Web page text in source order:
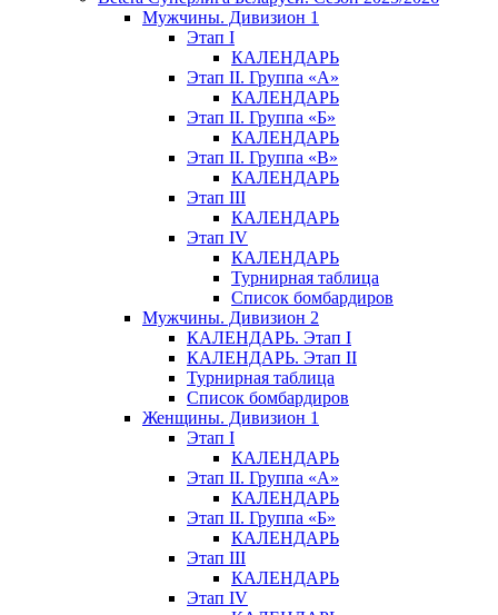
Мужчины. Дивизион 1
Этап I
КАЛЕНДАРЬ
Этап II. Группа «А»
КАЛЕНДАРЬ
Этап II. Группа «Б»
КАЛЕНДАРЬ
Этап II. Группа «В»
КАЛЕНДАРЬ
Этап III
КАЛЕНДАРЬ
Этап IV
КАЛЕНДАРЬ
Турнирная таблица
Список бомбардиров
Мужчины. Дивизион 2
КАЛЕНДАРЬ. Этап I
КАЛЕНДАРЬ. Этап II
Турнирная таблица
Список бомбардиров
Женщины. Дивизион 1
Этап I
КАЛЕНДАРЬ
Этап II. Группа «А»
КАЛЕНДАРЬ
Этап II. Группа «Б»
КАЛЕНДАРЬ
Этап III
КАЛЕНДАРЬ
Этап IV